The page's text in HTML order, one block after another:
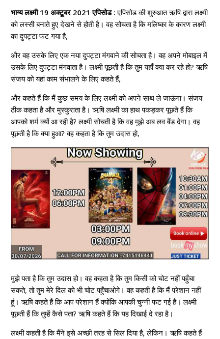
भाग्य लक्ष्मी 19 अक्टूबर 2021 एपिसोड : एपिसोड की शुरुआत ऋषि द्वारा लक्ष्मी
को लस्सी बनाते हुए देखने से होती है। वह सोचता है कि मलिष्का के कारण लक्ष्मी
का दुपट्टा फट गया है,
और वह उसके लिए एक नया दुपट्टा मंगवाने की सोचता है। वह अपने मोबाइल में
उसके लिए दुपट्टा मंगवाता है। लक्ष्मी पूछती है कि तुम यहाँ क्या कर रहे हो? ऋषि
संजय को यहां काम संभालने के लिए कहते हैं,
और कहते हैं कि मैं कुछ समय के लिए लक्ष्मी को अपने साथ ले जाऊंगा। संजय
ठीक कहता है और मुस्कुराता है। ऋषि लक्ष्मी का हाथ पकड़कर पूछते हैं कि
आपको शर्म क्यों आ रही है? लक्ष्मी सोचती है कि वह मुझे अब लव बैंड देगा। वह
पूछती है कि क्या हुआ? वह कहता है कि तुम उदास हो,
मुझे पता है कि तुम उदास हो। वह कहता है कि तुम किसी को चोट नहीं पहुँचा
सकते, तो तुम मेरे दिल को भी चोट पहुँचाओगे। वह कहती है कि मैं परेशान नहीं
हूं। ऋषि कहते हैं कि आप परेशान हैं क्योंकि आपकी चुन्नी फट गई है। लक्ष्मी
पूछती हैं कि तुम्हें कैसे पता? ऋषि कहते हैं कि यह दिखाई दे रहा है।
लक्ष्मी कहती है कि मैंने इसे अच्छी तरह से सिल दिया है, लेकिन। ऋषि कहते हैं